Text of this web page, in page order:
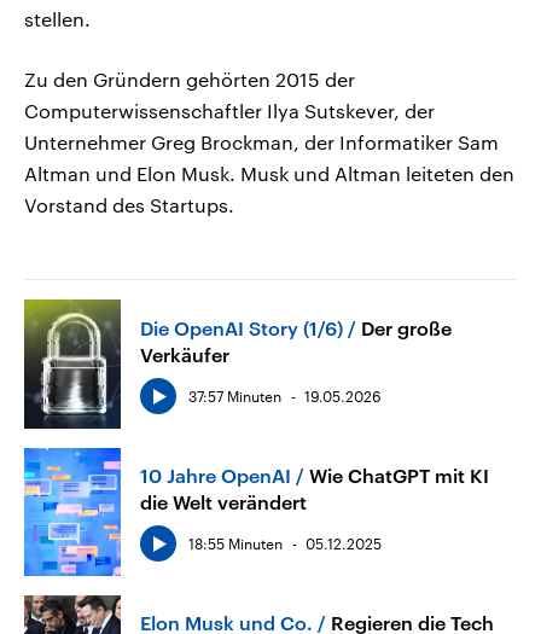
stellen.
Zu den Gründern gehörten 2015 der
Computerwissenschaftler Ilya Sutskever, der
Unternehmer Greg Brockman, der Informatiker Sam
Altman und Elon Musk. Musk und Altman leiteten den
Vorstand des Startups.
Die OpenAI Story (1/6)
Der große
Verkäufer
37:57 Minuten 19.05.2026
10 Jahre OpenAI
Wie ChatGPT mit KI
die Welt verändert
18:55 Minuten 05.12.2025
Elon Musk und Co.
Regieren die Tech